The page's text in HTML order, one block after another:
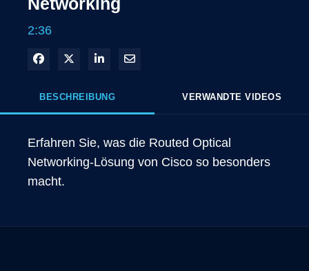
2:36
In Facebook freigeben
Teilen auf X
In LinkedIn teilen
Per E-Mail teilen
BESCHREIBUNG VERWANDTE VIDEOS
Erfahren Sie, was die Routed Optical
Networking-Lösung von Cisco so besonders
macht.